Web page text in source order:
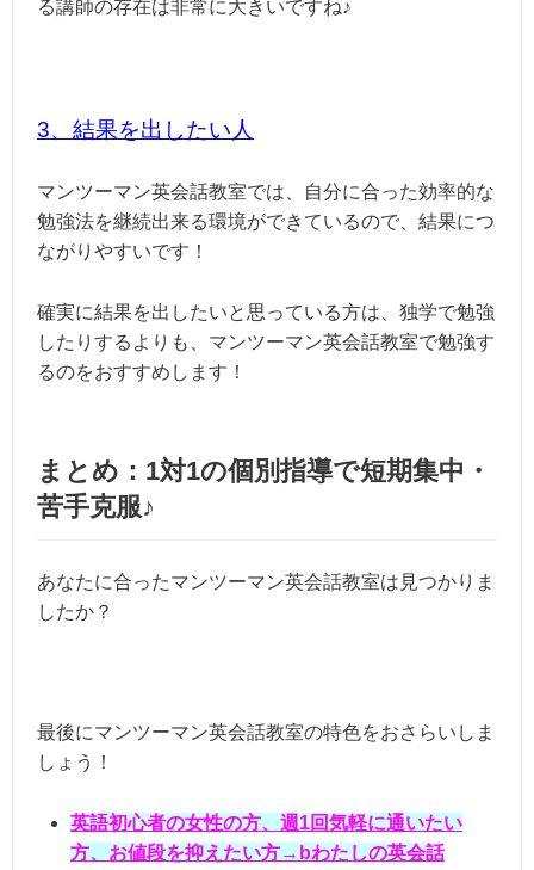
る講師の存在は非常に大きいですね♪
3、結果を出したい人
マンツーマン英会話教室では、自分に合った効率的な
勉強法を継続出来る環境ができているので、結果につ
ながりやすいです！
確実に結果を出したいと思っている方は、独学で勉強
したりするよりも、マンツーマン英会話教室で勉強す
るのをおすすめします！
まとめ：1対1の個別指導で短期集中・
苦手克服♪
あなたに合ったマンツーマン英会話教室は見つかりま
したか？
最後にマンツーマン英会話教室の特色をおさらいしま
しょう！
英語初心者の女性の方、週1回気軽に通いたい
方、お値段を抑えたい方→bわたしの英会話